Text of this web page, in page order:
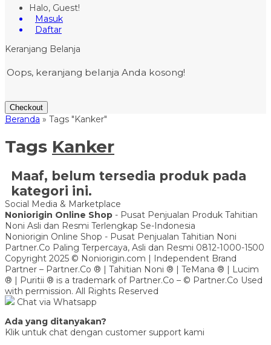
Halo, Guest!
Masuk
Daftar
Keranjang Belanja
Oops, keranjang belanja Anda kosong!
Checkout
Beranda » Tags "Kanker"
Tags Kanker
Maaf, belum tersedia produk pada
kategori ini.
Social Media & Marketplace
Noniorigin Online Shop - Pusat Penjualan Produk Tahitian
Noni Asli dan Resmi Terlengkap Se-Indonesia
Noniorigin Online Shop - Pusat Penjualan Tahitian Noni
Partner.Co Paling Terpercaya, Asli dan Resmi 0812-1000-1500
Copyright 2025 © Noniorigin.com | Independent Brand
Partner – Partner.Co ® | Tahitian Noni ® | TeMana ® | Lucim
® | Puritii ® is a trademark of Partner.Co – © Partner.Co Used
with permission. All Rights Reserved
Chat via Whatsapp
Ada yang ditanyakan?
Klik untuk chat dengan customer support kami